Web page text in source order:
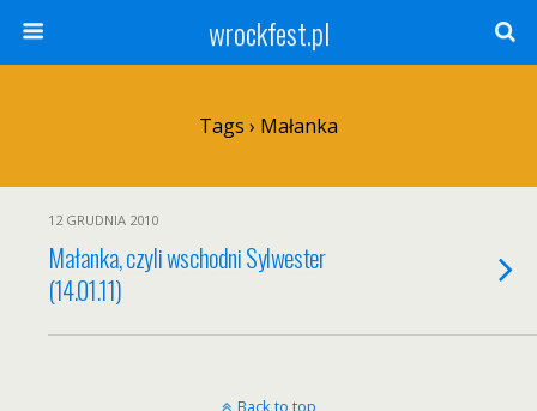
wrockfest.pl
Tags › Małanka
12 GRUDNIA 2010
Małanka, czyli wschodni Sylwester
(14.01.11)
Back to top